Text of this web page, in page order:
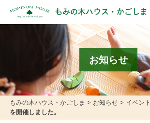
もみの木ハウス・かごしま
お知らせ
もみの木ハウス・かごしま > お知らせ > イベント
を開催しました。